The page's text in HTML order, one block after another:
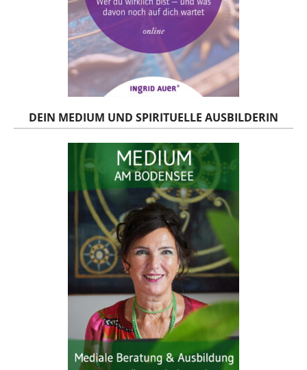
DEIN MEDIUM UND SPIRITUELLE AUSBILDERIN